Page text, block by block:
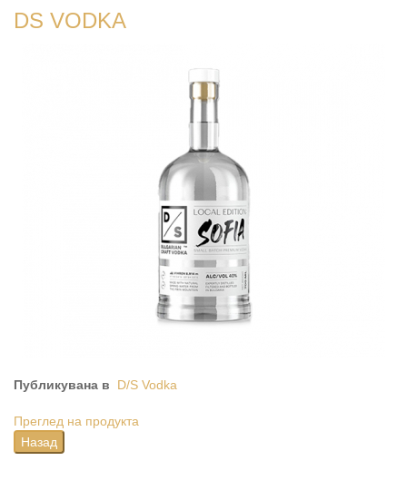
DS VODKA
Публикувана в D/S Vodka
Преглед на продукта